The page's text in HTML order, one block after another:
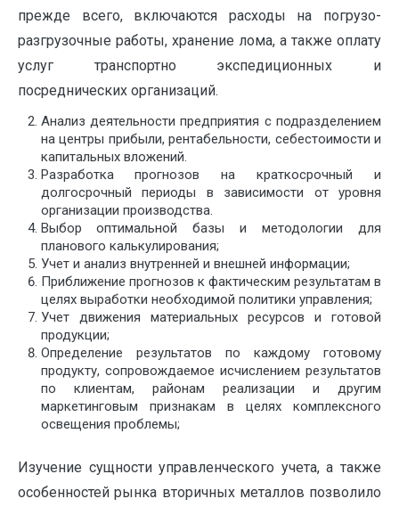
прежде всего, включаются расходы на погрузо-
разгрузочные работы, хранение лома, а также оплату
услуг транспортно экспедиционных и
посреднических организаций.
Анализ деятельности предприятия с подразделением
на центры прибыли, рентабельности, себестоимости и
капитальных вложений.
Разработка прогнозов на краткосрочный и
долгосрочный периоды в зависимости от уровня
организации производства.
Выбор оптимальной базы и методологии для
планового калькулирования;
Учет и анализ внутренней и внешней информации;
Приближение прогнозов к фактическим результатам в
целях выработки необходимой политики управления;
Учет движения материальных ресурсов и готовой
продукции;
Определение результатов по каждому готовому
продукту, сопровождаемое исчислением результатов
по клиентам, районам реализации и другим
маркетинговым признакам в целях комплексного
освещения проблемы;
Изучение сущности управленческого учета, а также
особенностей рынка вторичных металлов позволило